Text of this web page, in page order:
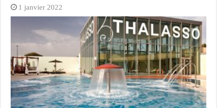
1 janvier 2022